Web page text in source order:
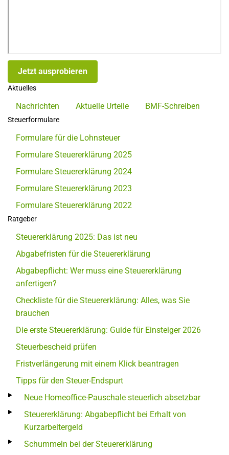
Jetzt ausprobieren
Aktuelles
Nachrichten Aktuelle Urteile BMF-Schreiben
Steuerformulare
Formulare für die Lohnsteuer
Formulare Steuererklärung 2025
Formulare Steuererklärung 2024
Formulare Steuererklärung 2023
Formulare Steuererklärung 2022
Ratgeber
Steuererklärung 2025: Das ist neu
Abgabefristen für die Steuererklärung
Abgabepflicht: Wer muss eine Steuererklärung
anfertigen?
Checkliste für die Steuererklärung: Alles, was Sie
brauchen
Die erste Steuererklärung: Guide für Einsteiger 2026
Steuerbescheid prüfen
Fristverlängerung mit einem Klick beantragen
Tipps für den Steuer-Endspurt
Neue Homeoffice-Pauschale steuerlich absetzbar
Steuererklärung: Abgabepflicht bei Erhalt von
Kurzarbeitergeld
Schummeln bei der Steuererklärung